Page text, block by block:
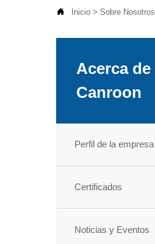
 Inicio> Sobre Nosotros
Acerca de
Canroon
Perfil de la empresa
Certificados
Noticias y Eventos